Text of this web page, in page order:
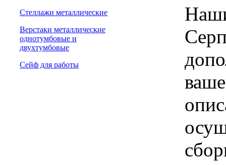
Стеллажи металлические
Верстаки металлические
однотумбовые и
двухтумбовые
Сейф для работы